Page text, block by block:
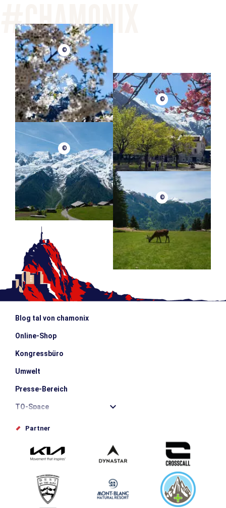
©
©
©
©
Blog tal von chamonix
Online-Shop
Kongressbüro
Umwelt
Presse-Bereich
TO-Space
Offices de tourisme
Schlagen Sie Ihr Event vor
Service groupes et séminaires
Herunterladen
Partner